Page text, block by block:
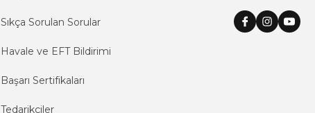
Sıkça Sorulan Sorular
Havale ve EFT Bildirimi
Başarı Sertifikaları
Tedarikçiler